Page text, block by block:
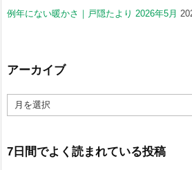
例年にない暖かさ｜戸隠たより 2026年5月
アーカイブ
ー
ブ
7日間でよく読まれている投稿